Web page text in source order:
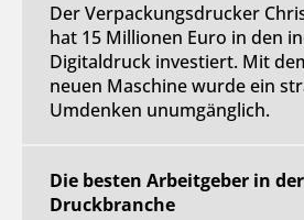
Der Verpackungsdrucker
hat 15 Millionen Euro in den
Digitaldruck investiert. Mit
neuen Maschine wurde ein
Umdenken unumgänglich.
Die besten Arbeitgeber in der
Druckbranche